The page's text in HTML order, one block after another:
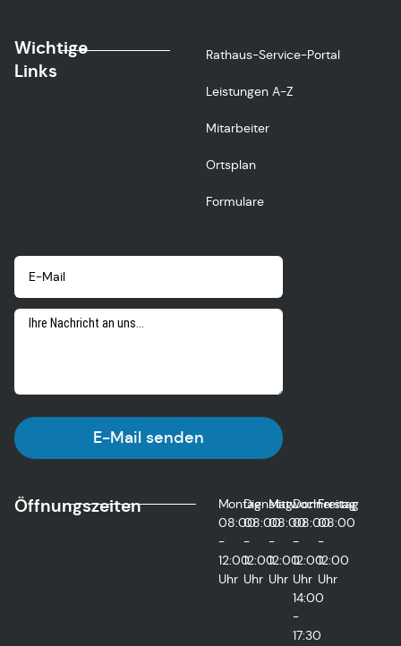
Wichtige
Links
Rathaus-Service-Portal
Leistungen A-Z
Mitarbeiter
Ortsplan
Formulare
E-Mail senden
Öffnungszeiten
Montag
08:00
-
12:00
Uhr
Dienstag
08:00
-
12:00
Uhr
Mittwoch
08:00
-
12:00
Uhr
Donnerstag
08:00
-
12:00
Uhr
14:00
-
17:30
Freitag
08:00
-
12:00
Uhr